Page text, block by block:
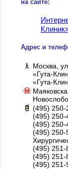
на сайте:
Адрес и
Москва,
«Гута-
«Гута-
(495) 250-
(495) 250-
(495) 250-
(495) 250-
(495) 251-
(495) 251-
(495) 251-